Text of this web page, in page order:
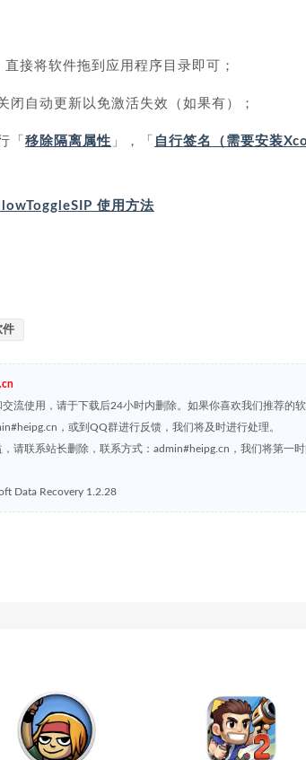
接将软件拖到应用程序目录即可；
闭自动更新以免激活失效（如果有）；
「 移除隔离属性 」，「 自行签名（需要安装
使用方法
件
流使用，请于下载后24小时内删除。如果你喜欢我们推荐的
，或到QQ群进行反馈，我们将及时进行处理。
请联系站长删除，联系方式：admin#heipg.cn，我们将第一时
Data Recovery 1.2.28